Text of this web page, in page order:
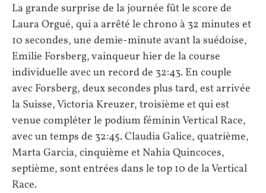
La grande surprise de la journée fût le score de
Laura Orgué, qui a arrêté le chrono à 32 minutes et
10 secondes, une demie-minute avant la suédoise,
Emilie Forsberg, vainqueur hier de la course
individuelle avec un record de 32:43. En couple
avec Forsberg, deux secondes plus tard, est arrivée
la Suisse, Victoria Kreuzer, troisième et qui est
venue compléter le podium féminin Vertical Race,
avec un temps de 32:45. Claudia Galice, quatrième,
Marta Garcia, cinquième et Nahia Quincoces,
septième, sont entrées dans le top 10 de la Vertical
Race.